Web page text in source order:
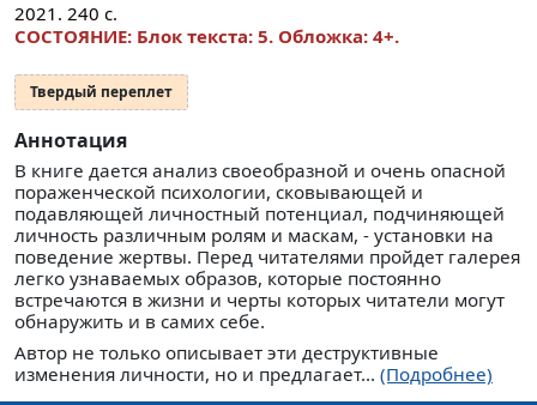
2021. 240 с.
СОСТОЯНИЕ: Блок текста: 5. Обложка: 4+.
Твердый переплет
Аннотация
В книге дается анализ своеобразной и очень опасной
пораженческой психологии, сковывающей и
подавляющей личностный потенциал, подчиняющей
личность различным ролям и маскам, - установки на
поведение жертвы. Перед читателями пройдет галерея
легко узнаваемых образов, которые постоянно
встречаются в жизни и черты которых читатели могут
обнаружить и в самих себе.
Автор не только описывает эти деструктивные
изменения личности, но и предлагает... (Подробнее)